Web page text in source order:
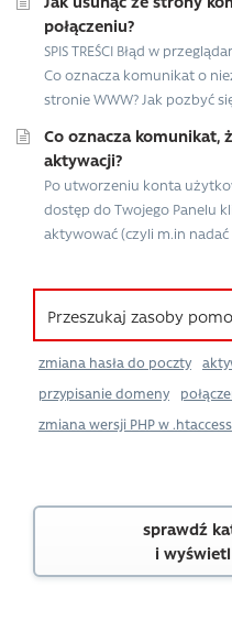
połączeniu?
SPIS TREŚCI Błąd w
Co oznacza komunikat o
stronie WWW? Jak pozbyć
Co oznacza komunikat,
aktywacji?
Po utworzeniu konta
dostęp do Twojego Panelu
aktywować (czyli m.in nadać
zmiana hasła do poczty
przypisanie domeny
zmiana wersji PHP w .htaccess
sprawdź
i